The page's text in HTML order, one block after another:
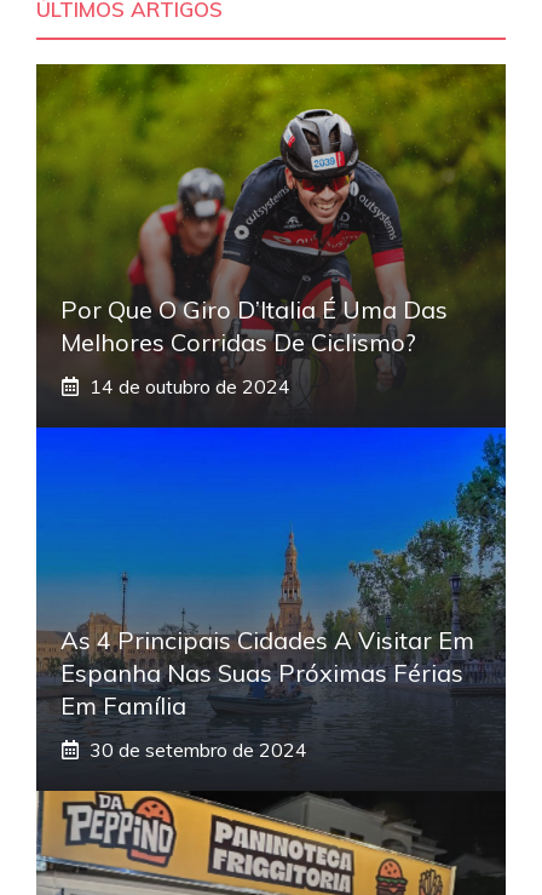
ÚLTIMOS ARTIGOS
Por Que O Giro D’Italia É Uma Das
Melhores Corridas De Ciclismo?
14 de outubro de 2024
As 4 Principais Cidades A Visitar Em
Espanha Nas Suas Próximas Férias
Em Família
30 de setembro de 2024